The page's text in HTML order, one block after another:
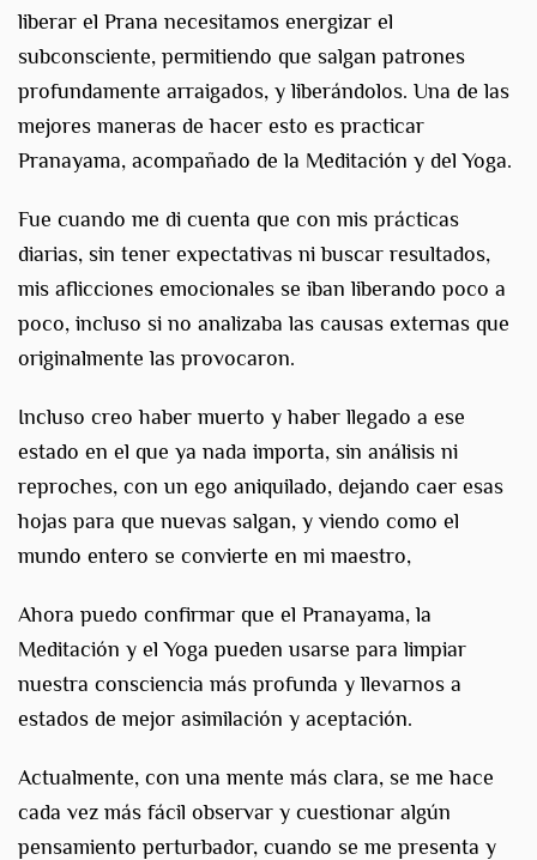
liberar el Prana necesitamos energizar el
subconsciente, permitiendo que salgan patrones
profundamente arraigados, y liberándolos. Una de las
mejores maneras de hacer esto es practicar
Pranayama, acompañado de la Meditación y del Yoga.
Fue cuando me di cuenta que con mis prácticas
diarias, sin tener expectativas ni buscar resultados,
mis aflicciones emocionales se iban liberando poco a
poco, incluso si no analizaba las causas externas que
originalmente las provocaron.
Incluso creo haber muerto y haber llegado a ese
estado en el que ya nada importa, sin análisis ni
reproches, con un ego aniquilado, dejando caer esas
hojas para que nuevas salgan, y viendo como el
mundo entero se convierte en mi maestro,
Ahora puedo confirmar que el Pranayama, la
Meditación y el Yoga pueden usarse para limpiar
nuestra consciencia más profunda y llevarnos a
estados de mejor asimilación y aceptación.
Actualmente, con una mente más clara, se me hace
cada vez más fácil observar y cuestionar algún
pensamiento perturbador, cuando se me presenta y